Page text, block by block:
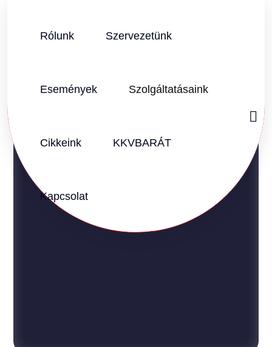
Rólunk Szervezetünk
Események Szolgáltatásaink
Cikkeink KKVBARÁT
Kapcsolat
DR. PROHÁSZKA BALÁZS
KKVBARÁT NAGYVÁLLALATOK BIZOTTSÁGA